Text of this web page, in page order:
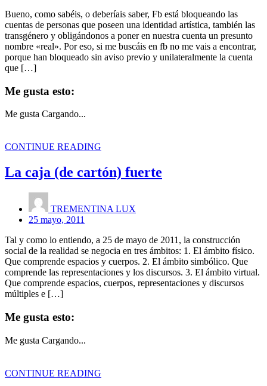
Bueno, como sabéis, o deberíais saber, Fb está bloqueando las
cuentas de personas que poseen una identidad artística, también las
transgénero y obligándonos a poner en nuestra cuenta un presunto
nombre «real». Por eso, si me buscáis en fb no me vais a encontrar,
porque han bloqueado sin aviso previo y unilateralmente la cuenta
que […]
Me gusta esto:
Me gusta Cargando...
CONTINUE READING
La caja (de cartón) fuerte
TREMENTINA LUX
25 mayo, 2011
Tal y como lo entiendo, a 25 de mayo de 2011, la construcción
social de la realidad se negocia en tres ámbitos: 1. El ámbito físico.
Que comprende espacios y cuerpos. 2. El ámbito simbólico. Que
comprende las representaciones y los discursos. 3. El ámbito virtual.
Que comprende espacios, cuerpos, representaciones y discursos
múltiples e […]
Me gusta esto:
Me gusta Cargando...
CONTINUE READING